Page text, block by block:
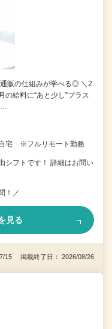
販の仕組みが学べる◎ ＼2
給料に“あと少し”プラス
宅 ※フルリモート勤務
シフトです！ 詳細はお問い
！／
見る
15 掲載終了日： 2026/08/26